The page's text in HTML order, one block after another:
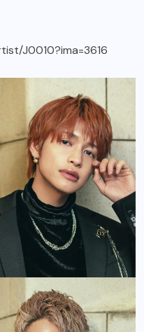
J0010?ima=3616